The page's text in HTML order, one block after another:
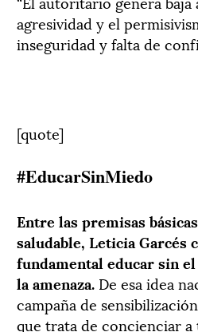
agresividad y el
inseguridad y falta de
[quote]
#EducarSinMiedo
Entre las premisas
saludable, Leticia Garcés
fundamental educar sin
la amenaza. De esa idea
campaña de sensibilización
que trata de concienciar a